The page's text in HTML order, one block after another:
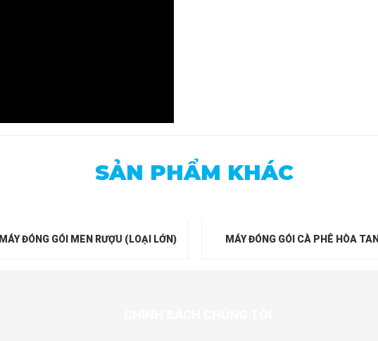
SẢN PHẨM KHÁC
MÁY ĐÓNG GÓI MEN RƯỢU (LOẠI LỚN) MÁY ĐÓNG GÓI CÀ PHÊ HÒA TAN